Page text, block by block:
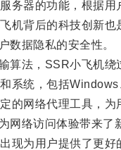
器的功能，根据用
背后的科技创新也
据隐私的安全性。
法，SSR小飞机绕
统，包括Windows
网络代理工具，为
络访问体验带来了
为用户提供了更好